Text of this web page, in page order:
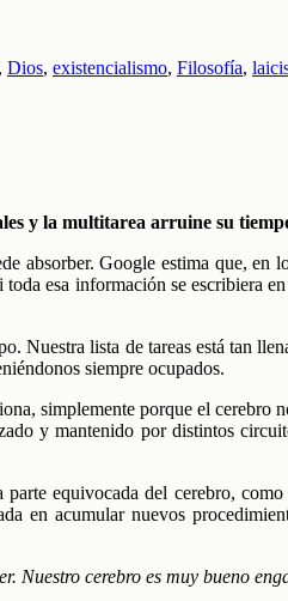
, Dios, existencialismo, Filosofía,
y la multitarea arruine su
absorber. Google estima que, en
esa información se escribiera
lista de tareas está tan
siempre ocupados.
simplemente porque el cerebro
y mantenido por distintos
equivocada del cerebro,
en acumular nuevos
Nuestro cerebro es muy bueno